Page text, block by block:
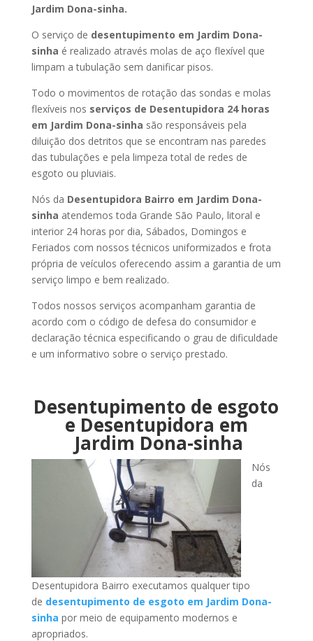
Jardim Dona-sinha.
O serviço de desentupimento em Jardim Dona-
sinha é realizado através molas de aço flexível que
limpam a tubulação sem danificar pisos.
Todo o movimentos de rotação das sondas e molas
flexíveis nos serviços de Desentupidora 24 horas
em Jardim Dona-sinha são responsáveis pela
diluição dos detritos que se encontram nas paredes
das tubulações e pela limpeza total de redes de
esgoto ou pluviais.
Nós da Desentupidora Bairro em Jardim Dona-
sinha atendemos toda Grande São Paulo, litoral e
interior 24 horas por dia, Sábados, Domingos e
Feriados com nossos técnicos uniformizados e frota
própria de veículos oferecendo assim a garantia de um
serviço limpo e bem realizado.
Todos nossos serviços acompanham garantia de
acordo com o código de defesa do consumidor e
declaração técnica especificando o grau de dificuldade
e um informativo sobre o serviço prestado.
Desentupimento de esgoto
e Desentupidora em
Jardim Dona-sinha
Nós
da
Desentupidora Bairro executamos qualquer tipo
de desentupimento de esgoto em Jardim Dona-
sinha por meio de equipamento modernos e
apropriados.